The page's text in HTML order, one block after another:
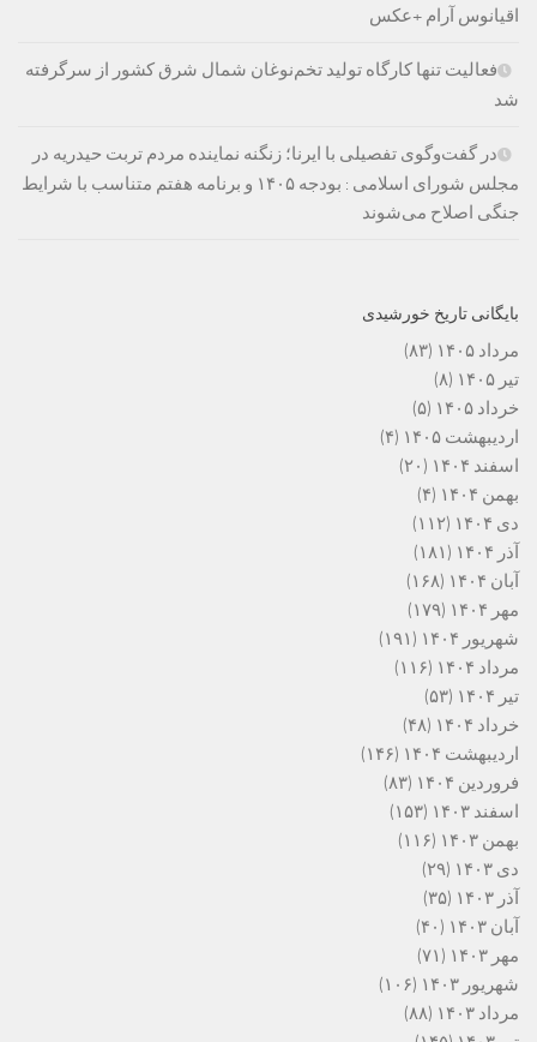
اقیانوس آرام +عکس
فعالیت تنها کارگاه تولید تخم‌نوغان شمال شرق کشور از سرگرفته
شد
در گفت‌وگوی تفصیلی با ایرنا؛ زنگنه نماینده مردم تربت حیدریه در
مجلس شورای اسلامی : بودجه ۱۴۰۵ و برنامه هفتم متناسب با شرایط
جنگی اصلاح می‌شوند
بایگانی تاریخ خورشیدی
مرداد ۱۴۰۵
(۸۳)
تیر ۱۴۰۵
(۸)
خرداد ۱۴۰۵
(۵)
اردیبهشت ۱۴۰۵
(۴)
اسفند ۱۴۰۴
(۲۰)
بهمن ۱۴۰۴
(۴)
دی ۱۴۰۴
(۱۱۲)
آذر ۱۴۰۴
(۱۸۱)
آبان ۱۴۰۴
(۱۶۸)
مهر ۱۴۰۴
(۱۷۹)
شهریور ۱۴۰۴
(۱۹۱)
مرداد ۱۴۰۴
(۱۱۶)
تیر ۱۴۰۴
(۵۳)
خرداد ۱۴۰۴
(۴۸)
اردیبهشت ۱۴۰۴
(۱۴۶)
فروردین ۱۴۰۴
(۸۳)
اسفند ۱۴۰۳
(۱۵۳)
بهمن ۱۴۰۳
(۱۱۶)
دی ۱۴۰۳
(۲۹)
آذر ۱۴۰۳
(۳۵)
آبان ۱۴۰۳
(۴۰)
مهر ۱۴۰۳
(۷۱)
شهریور ۱۴۰۳
(۱۰۶)
مرداد ۱۴۰۳
(۸۸)